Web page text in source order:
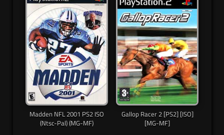
Madden NFL 2001 PS2 ISO
(Ntsc-Pal) (MG-MF)
Gallop Racer 2 [PS2] [ISO]
[MG-MF]